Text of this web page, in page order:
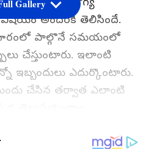
అందరికీ తెలిసిందే.
పాల్గొనే సమయంలో
చేస్తుంటారు. ఇలాంటి
ఇబ్బందులు ఎదుర్కొంటారు.
చేసిన తర్వాత ఎలాంటి
Gallery